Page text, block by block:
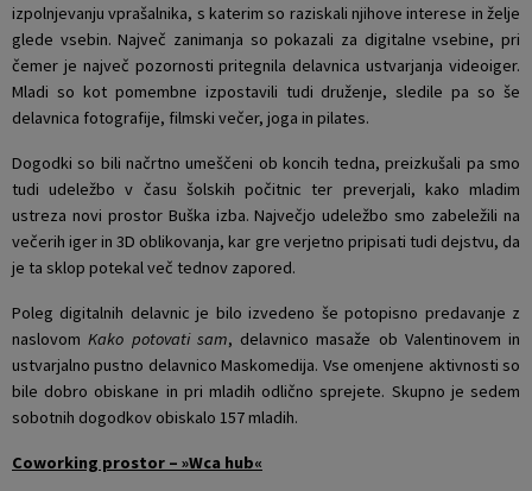
izpolnjevanju vprašalnika, s katerim so raziskali njihove interese in želje
glede vsebin. Največ zanimanja so pokazali za digitalne vsebine, pri
čemer je največ pozornosti pritegnila delavnica ustvarjanja videoiger.
Mladi so kot pomembne izpostavili tudi druženje, sledile pa so še
delavnica fotografije, filmski večer, joga in pilates.
Dogodki so bili načrtno umeščeni ob koncih tedna, preizkušali pa smo
tudi udeležbo v času šolskih počitnic ter preverjali, kako mladim
ustreza novi prostor Buška izba. Največjo udeležbo smo zabeležili na
večerih iger in 3D oblikovanja, kar gre verjetno pripisati tudi dejstvu, da
je ta sklop potekal več tednov zapored.
Poleg digitalnih delavnic je bilo izvedeno še potopisno predavanje z
naslovomKako potovati sam, delavnico masaže ob Valentinovem in
ustvarjalno pustno delavnico Maskomedija. Vse omenjene aktivnosti so
bile dobro obiskane in pri mladih odlično sprejete. Skupno je sedem
sobotnih dogodkov obiskalo 157 mladih.
Coworking prostor – »Wca hub«